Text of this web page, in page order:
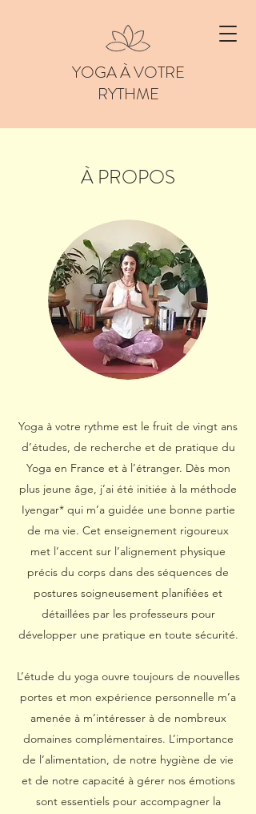
YOGA À VOTRE
RYTHME
À PROPOS
Yoga à votre rythme est le fruit de vingt ans
d’études, de recherche et de pratique du
Yoga en France et à l’étranger. Dès mon
plus jeune âge, j’ai été initiée à la méthode
Iyengar* qui m’a guidée une bonne partie
de ma vie. Cet enseignement rigoureux
met l’accent sur l’alignement physique
précis du corps dans des séquences de
postures soigneusement planifiées et
détaillées par les professeurs pour
développer une pratique en toute sécurité.
L’étude du yoga ouvre toujours de nouvelles
portes et mon expérience personnelle m’a
amenée à m’intéresser à de nombreux
domaines complémentaires. L’importance
de l’alimentation, de notre hygiène de vie
et de notre capacité à gérer nos émotions
sont essentiels pour accompagner la